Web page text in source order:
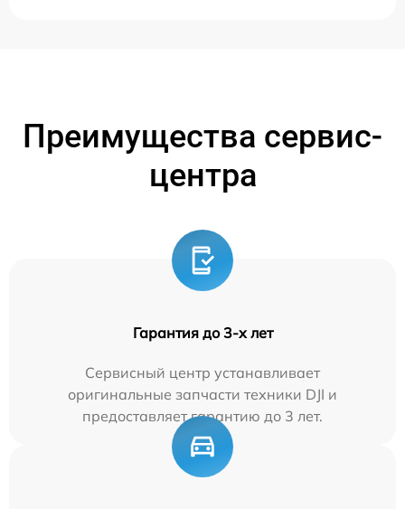
Преимущества сервис-
центра
Гарантия до 3-х лет
Сервисный центр устанавливает
оригинальные запчасти техники DJI и
предоставляет гарантию до 3 лет.